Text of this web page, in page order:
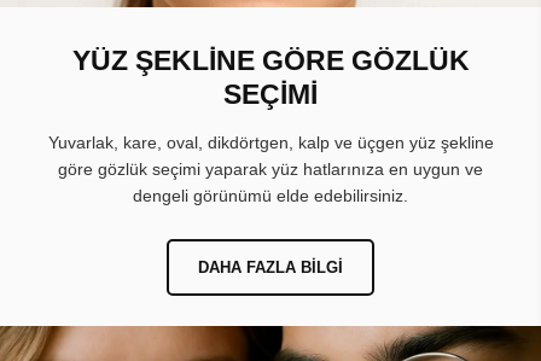
YÜZ ŞEKLİNE GÖRE GÖZLÜK
SEÇİMİ
Yuvarlak, kare, oval, dikdörtgen, kalp ve üçgen yüz şekline
göre gözlük seçimi yaparak yüz hatlarınıza en uygun ve
dengeli görünümü elde edebilirsiniz.
DAHA FAZLA BILGI